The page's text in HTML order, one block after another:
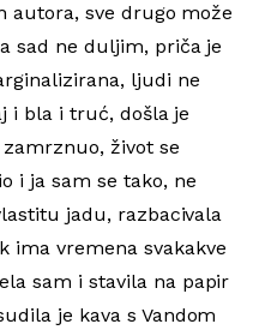
autora, sve drugo može
sad ne duljim, priča je
ljudi ne
i bla i truć, došla je
život se
i ja sam se tako, ne
jadu, razbacivala
ima vremena svakakve
sam i stavila na papir
je kava s Vandom